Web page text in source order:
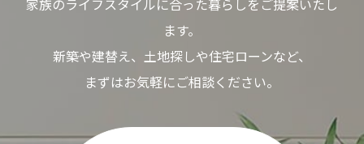
家族のライフスタイルに合った暮らしをご提案いたし
ます。
新築や建替え、土地探しや住宅ローンなど、
まずはお気軽にご相談ください。